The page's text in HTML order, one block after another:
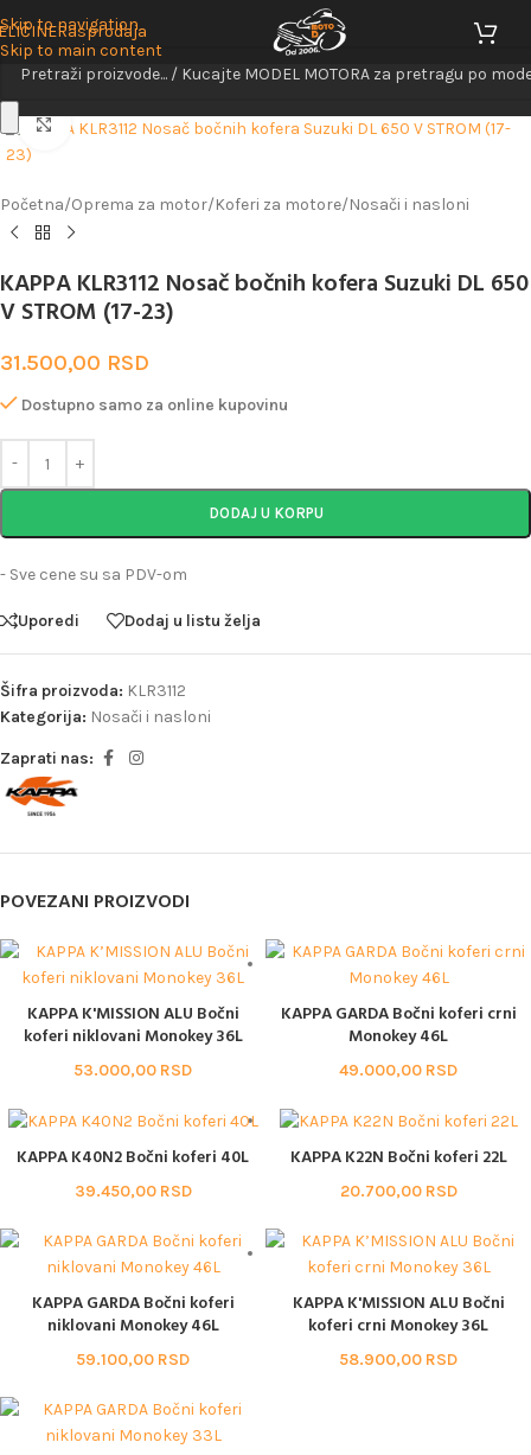
Skip to navigation
Skip to main content
Rasprodaja
Uveličaj
Početna/Oprema za motor/Koferi za motore/Nosači i nasloni
KAPPA KLR3112 Nosač bočnih kofera Suzuki DL 650
V STROM (17-23)
31.500,00 RSD
Dostupno samo za online kupovinu
DODAJ U KORPU
- Sve cene su sa PDV-om
Uporedi Dodaj u listu želja
Šifra proizvoda: KLR3112
Kategorija: Nosači i nasloni
Zaprati nas:
POVEZANI PROIZVODI
KAPPA K'MISSION ALU Bočni
koferi niklovani Monokey 36L
53.000,00 RSD
KAPPA GARDA Bočni koferi crni
Monokey 46L
49.000,00 RSD
KAPPA K40N2 Bočni koferi 40L
39.450,00 RSD
KAPPA K22N Bočni koferi 22L
20.700,00 RSD
KAPPA GARDA Bočni koferi
niklovani Monokey 46L
59.100,00 RSD
KAPPA K'MISSION ALU Bočni
koferi crni Monokey 36L
58.900,00 RSD